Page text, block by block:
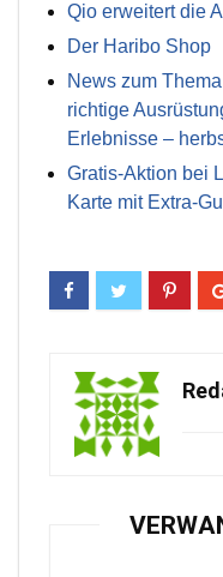
Qio erweitert die
Der Haribo Shop
News zum
richtige
Erlebnisse –
Gratis-Aktion bei
Karte mit Extra-